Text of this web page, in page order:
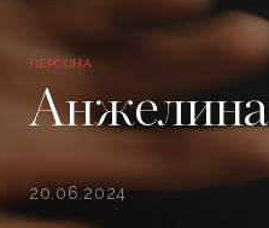
ПЕРСОНА
20.06.2024